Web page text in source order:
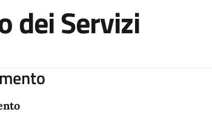
dei Servizi